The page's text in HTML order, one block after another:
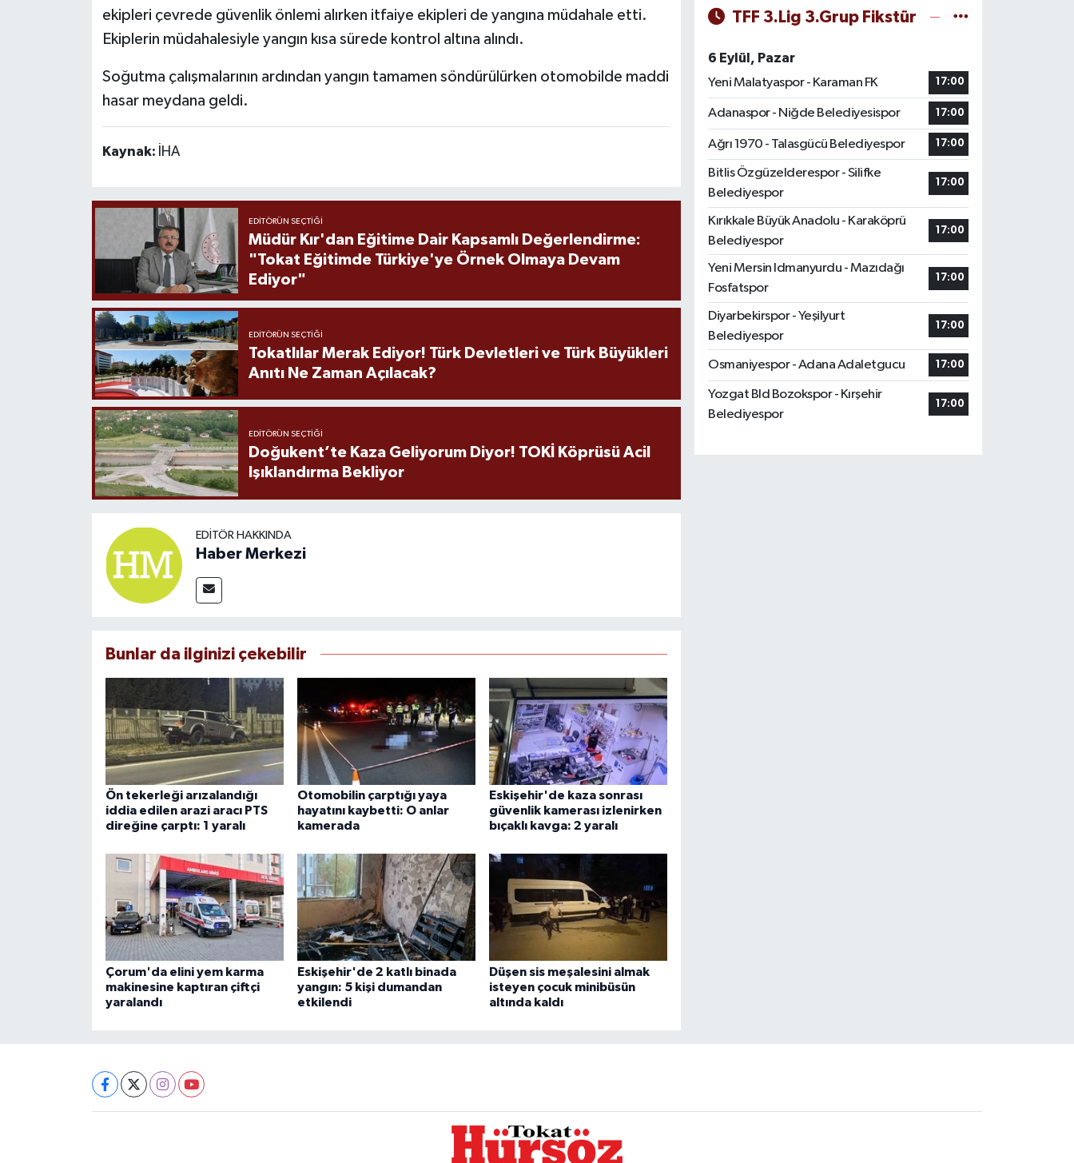
ekipleri çevrede güvenlik önlemi alırken itfaiye ekipleri de yangına müdahale etti.
Ekiplerin müdahalesiyle yangın kısa sürede kontrol altına alındı.
Soğutma çalışmalarının ardından yangın tamamen söndürülürken otomobilde maddi
hasar meydana geldi.
Kaynak: İHA
EDITÖRÜN SEÇTIĞI
Müdür Kır'dan Eğitime Dair Kapsamlı Değerlendirme:
"Tokat Eğitimde Türkiye'ye Örnek Olmaya Devam
Ediyor"
EDITÖRÜN SEÇTIĞI
Tokatlılar Merak Ediyor! Türk Devletleri ve Türk Büyükleri
Anıtı Ne Zaman Açılacak?
EDITÖRÜN SEÇTIĞI
Doğukent’te Kaza Geliyorum Diyor! TOKİ Köprüsü Acil
Işıklandırma Bekliyor
EDITÖR HAKKINDA
Haber Merkezi
Bunlar da ilginizi çekebilir
Ön tekerleği arızalandığı
iddia edilen arazi aracı PTS
direğine çarptı: 1 yaralı
Otomobilin çarptığı yaya
hayatını kaybetti: O anlar
kamerada
Eskişehir'de kaza sonrası
güvenlik kamerası izlenirken
bıçaklı kavga: 2 yaralı
Çorum'da elini yem karma
makinesine kaptıran çiftçi
yaralandı
Eskişehir'de 2 katlı binada
yangın: 5 kişi dumandan
etkilendi
Düşen sis meşalesini almak
isteyen çocuk minibüsün
altında kaldı
TFF 3.Lig 3.Grup Fikstür
6 Eylül, Pazar
Yeni Malatyaspor - Karaman FK
17:00
Adanaspor - Niğde Belediyesispor 17:00
Ağrı 1970 - Talasgücü Belediyespor 17:00
Bitlis Özgüzelderespor - Silifke
Belediyespor
17:00
Kırıkkale Büyük Anadolu - Karaköprü
Belediyespor
17:00
Yeni Mersin Idmanyurdu - Mazıdağı
Fosfatspor
17:00
Diyarbekirspor - Yeşilyurt
Belediyespor
17:00
Osmaniyespor - Adana Adaletgucu 17:00
Yozgat Bld Bozokspor - Kırşehir
Belediyespor
17:00